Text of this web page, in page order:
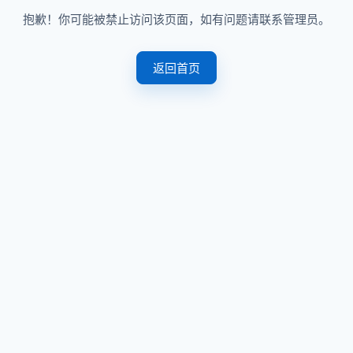
抱歉！你可能被禁止访问该页面，如有问题请联系管理员。
返回首页